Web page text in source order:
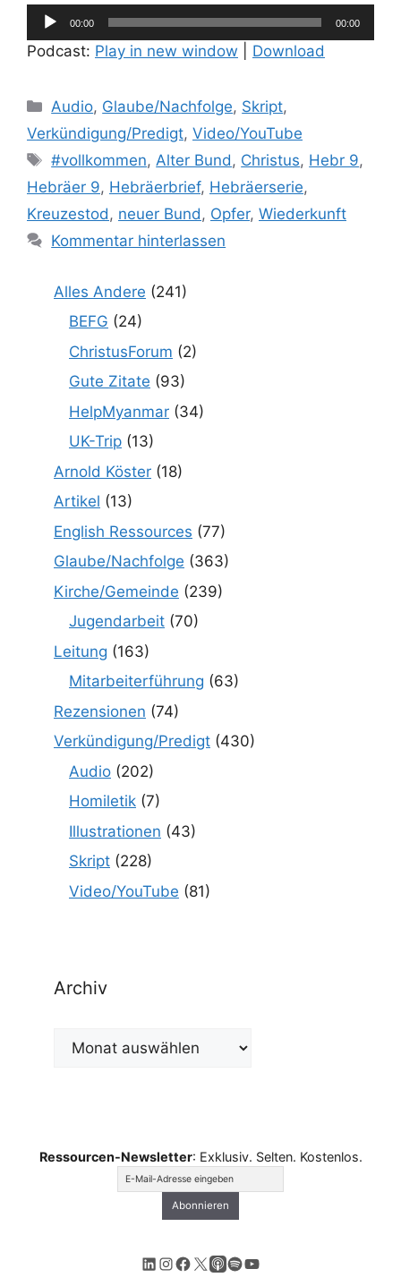
Audio-
Player
00:00 00:00
Podcast: Play in new window Download
Kategorien
Audio, Glaube/Nachfolge, Skript,
Verkündigung/Predigt, Video/YouTube
Schlagwörter
#vollkommen, Alter Bund , Christus, Hebr 9,
Hebräer 9, Hebräerbrief, Hebräerserie,
Kreuzestod , neuer Bund , Opfer, Wiederkunft
Kommentar hinterlassen
Alles Andere (241)
BEFG (24)
ChristusForum (2)
Gute Zitate (93)
HelpMyanmar (34)
UK-Trip (13)
Arnold Köster (18)
Artikel (13)
English Ressources (77)
Glaube/Nachfolge (363)
Kirche/Gemeinde (239)
Jugendarbeit (70)
Leitung (163)
Mitarbeiterführung (63)
Rezensionen (74)
Verkündigung/Predigt (430)
Audio (202)
Homiletik (7)
Illustrationen (43)
Skript (228)
Video/YouTube (81)
Archiv
Archiv
Ressourcen-Newsletter: Exklusiv. Selten. Kostenlos.
LinkedIn
Instagram
Facebook
X Apple Podcasts
Spotify
YouTube